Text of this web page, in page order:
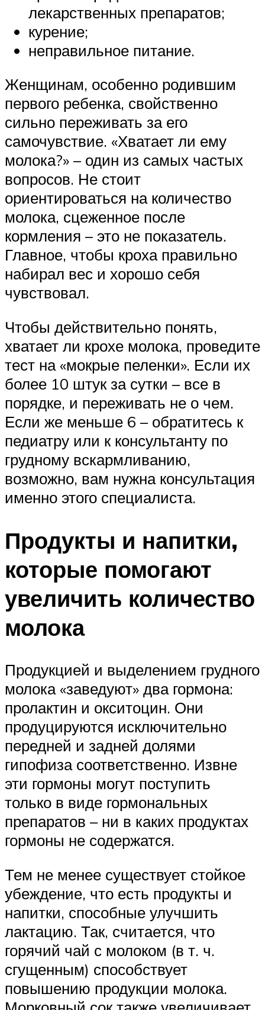
лекарственных препаратов;
курение;
неправильное питание.
Женщинам, особенно родившим
первого ребенка, свойственно
сильно переживать за его
самочувствие. «Хватает ли ему
молока?» – один из самых частых
вопросов. Не стоит
ориентироваться на количество
молока, сцеженное после
кормления – это не показатель.
Главное, чтобы кроха правильно
набирал вес и хорошо себя
чувствовал.
Чтобы действительно понять,
хватает ли крохе молока, проведите
тест на «мокрые пеленки». Если их
более 10 штук за сутки – все в
порядке, и переживать не о чем.
Если же меньше 6 – обратитесь к
педиатру или к консультанту по
грудному вскармливанию,
возможно, вам нужна консультация
именно этого специалиста.
Продукты и напитки,
которые помогают
увеличить количество
молока
Продукцией и выделением грудного
молока «заведуют» два гормона:
пролактин и окситоцин. Они
продуцируются исключительно
передней и задней долями
гипофиза соответственно. Извне
эти гормоны могут поступить
только в виде гормональных
препаратов – ни в каких продуктах
гормоны не содержатся.
Тем не менее существует стойкое
убеждение, что есть продукты и
напитки, способные улучшить
лактацию. Так, считается, что
горячий чай с молоком (в т. ч.
сгущенным) способствует
повышению продукции молока.